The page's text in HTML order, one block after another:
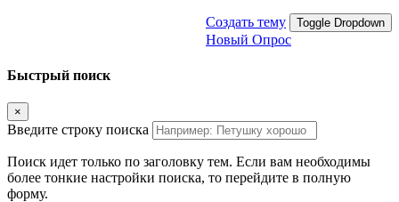
Создать тему Toggle Dropdown
Новый Опрос
Быстрый поиск
×
Введите строку поиска
Поиск идет только по заголовку тем. Если вам необходимы
более тонкие настройки поиска, то перейдите в полную
форму.